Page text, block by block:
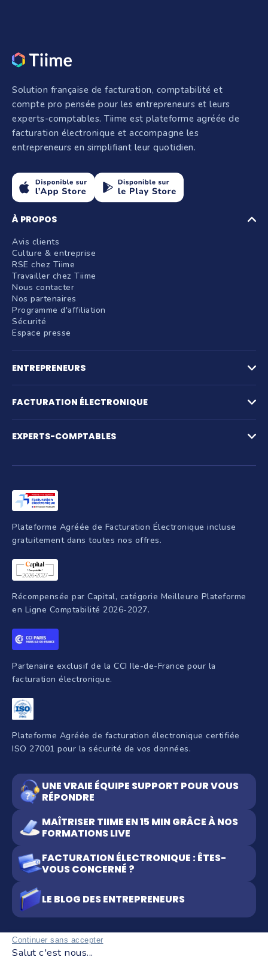
Continuer sans accepter
Salut c'est nous...
Solution française de facturation, comptabilité et
compte pro pensée pour les entrepreneurs et leurs
experts-comptables. Tiime est plateforme agréée de
facturation électronique et accompagne les
entrepreneurs en simplifiant leur quotidien.
À PROPOS
Avis clients
Culture & entreprise
RSE chez Tiime
Travailler chez Tiime
Nous contacter
Nos partenaires
Programme d'affiliation
Sécurité
Espace presse
ENTREPRENEURS
Logiciel de devis
Gestion des achats
Création d'entreprise
Parrainage
FACTURATION ÉLECTRONIQUE
Plateforme agréée de facturation électronique
EXPERTS-COMPTABLES
Production comptable
Facture électronique
Création d'entreprise
Programmes de formation
Plateforme Agréée de Facturation Électronique incluse
gratuitement dans toutes nos offres.
Récompensée par Capital, catégorie Meilleure Plateforme
en Ligne Comptabilité 2026-2027.
Partenaire exclusif de la CCI Ile-de-France pour la
facturation électronique.
Plateforme Agréée de facturation électronique certifiée
ISO 27001 pour la sécurité de vos données.
UNE VRAIE ÉQUIPE SUPPORT POUR VOUS
RÉPONDRE
MAÎTRISER TIIME EN 15 MIN GRÂCE À NOS
FORMATIONS LIVE
FACTURATION ÉLECTRONIQUE : ÊTES-
VOUS CONCERNÉ ?
LE BLOG DES ENTREPRENEURS